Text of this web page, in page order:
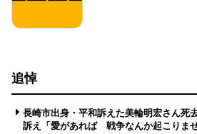
追悼
長崎市出身・平和訴えた美輪明宏さん
訴え「愛があれば 戦争なんか起こりませ